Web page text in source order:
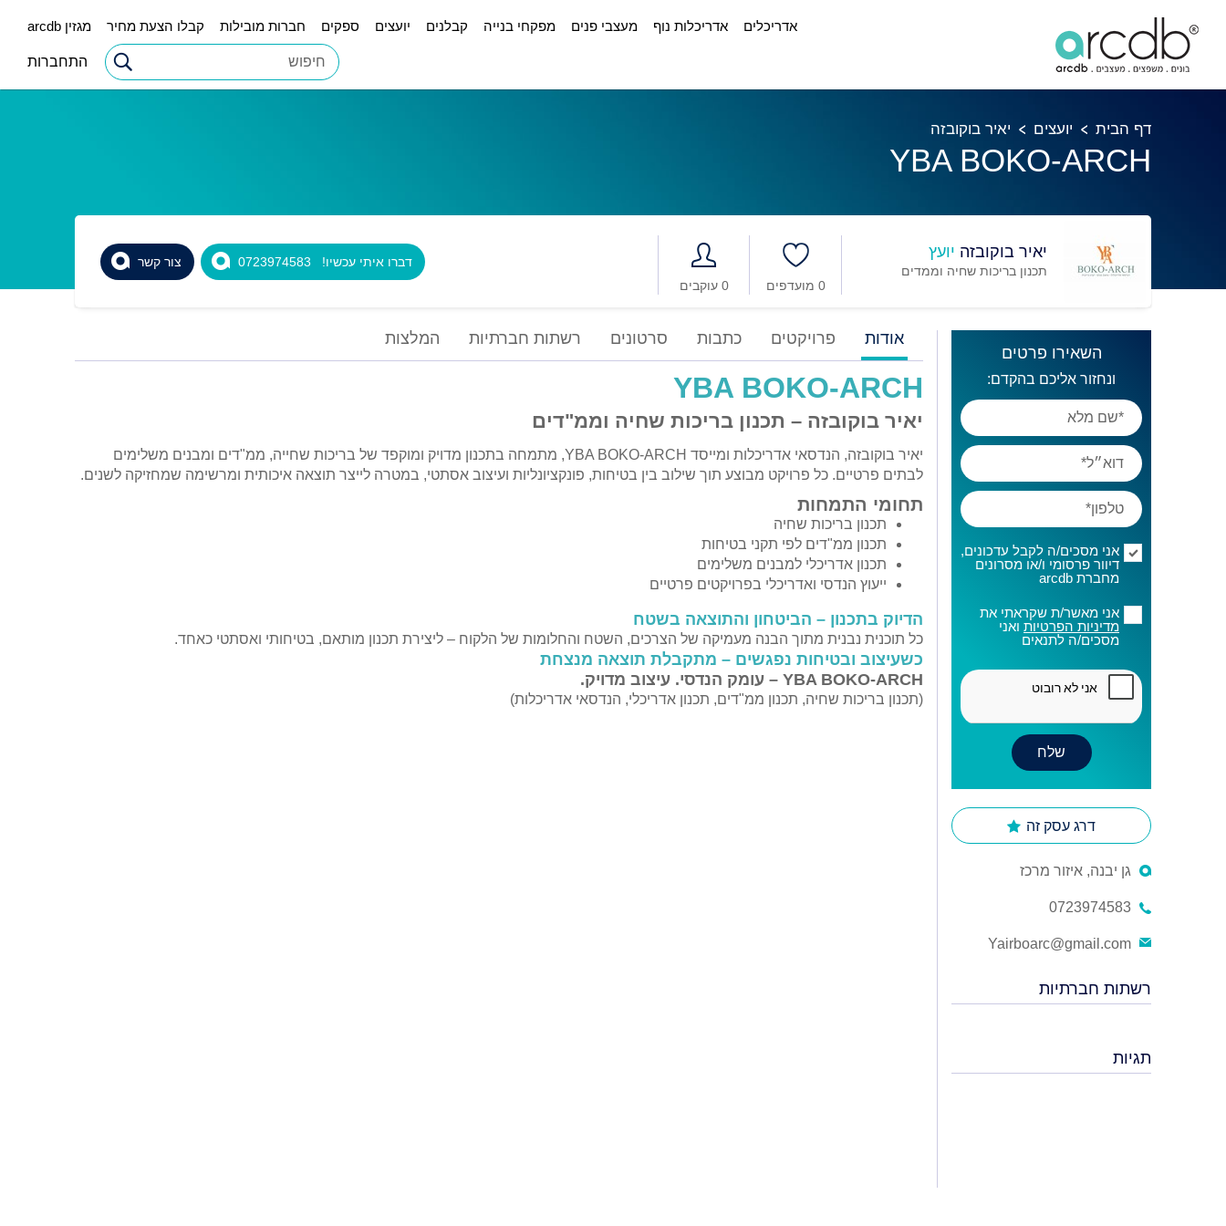
אדריכלים אדריכלות נוף מעצבי פנים מפקחי בנייה קבלנים יועצים ספקים חברות מובילות קבלו הצעת מחיר מגזין arcdb
התחברות
דף הבית יועצים יאיר בוקובזה
YBA BOKO-ARCH
יאיר בוקובזה יועץ
תכנון בריכות שחיה וממדים
0 עוקבים
0 מועדפים
צור קשר דברו איתי עכשיו! 0723974583
השאירו פרטים
ונחזור אליכם בהקדם:
אני מסכים/ה לקבל עדכונים,
דיוור פרסומי ו/או מסרונים
מחברת arcdb
אני מאשר/ת שקראתי את
מדיניות הפרטיות ואני
מסכים/ה לתנאים
דרג עסק זה
גן יבנה, איזור מרכז
0723974583
Yairboarc@gmail.com
רשתות חברתיות
תגיות
אודות פרויקטים כתבות סרטונים רשתות חברתיות המלצות
YBA BOKO-ARCH
יאיר בוקובזה – תכנון בריכות שחיה וממ"דים
יאיר בוקובזה, הנדסאי אדריכלות ומייסד YBA BOKO-ARCH, מתמחה בתכנון מדויק ומוקפד של בריכות שחייה, ממ"דים ומבנים משלימים
לבתים פרטיים. כל פרויקט מבוצע תוך שילוב בין בטיחות, פונקציונליות ועיצוב אסתטי, במטרה לייצר תוצאה איכותית ומרשימה שמחזיקה לשנים.
תחומי התמחות
תכנון בריכות שחיה
תכנון ממ"דים לפי תקני בטיחות
תכנון אדריכלי למבנים משלימים
ייעוץ הנדסי ואדריכלי בפרויקטים פרטיים
הדיוק בתכנון – הביטחון והתוצאה בשטח
כל תוכנית נבנית מתוך הבנה מעמיקה של הצרכים, השטח והחלומות של הלקוח – ליצירת תכנון מותאם, בטיחותי ואסתטי כאחד.
כשעיצוב ובטיחות נפגשים – מתקבלת תוצאה מנצחת
YBA BOKO-ARCH – עומק הנדסי. עיצוב מדויק.
(תכנון בריכות שחיה, תכנון ממ"דים, תכנון אדריכלי, הנדסאי אדריכלות)